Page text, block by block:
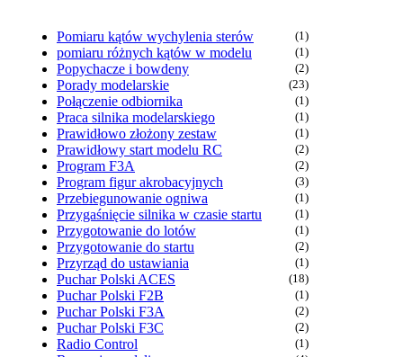
Pomiaru kątów wychylenia sterów (1)
pomiaru różnych kątów w modelu (1)
Popychacze i bowdeny (2)
Porady modelarskie (23)
Połączenie odbiornika (1)
Praca silnika modelarskiego (1)
Prawidłowo złożony zestaw (1)
Prawidłowy start modelu RC (2)
Program F3A (2)
Program figur akrobacyjnych (3)
Przebiegunowanie ogniwa (1)
Przygaśnięcie silnika w czasie startu (1)
Przygotowanie do lotów (1)
Przygotowanie do startu (2)
Przyrząd do ustawiania (1)
Puchar Polski ACES (18)
Puchar Polski F2B (1)
Puchar Polski F3A (2)
Puchar Polski F3C (2)
Radio Control (1)